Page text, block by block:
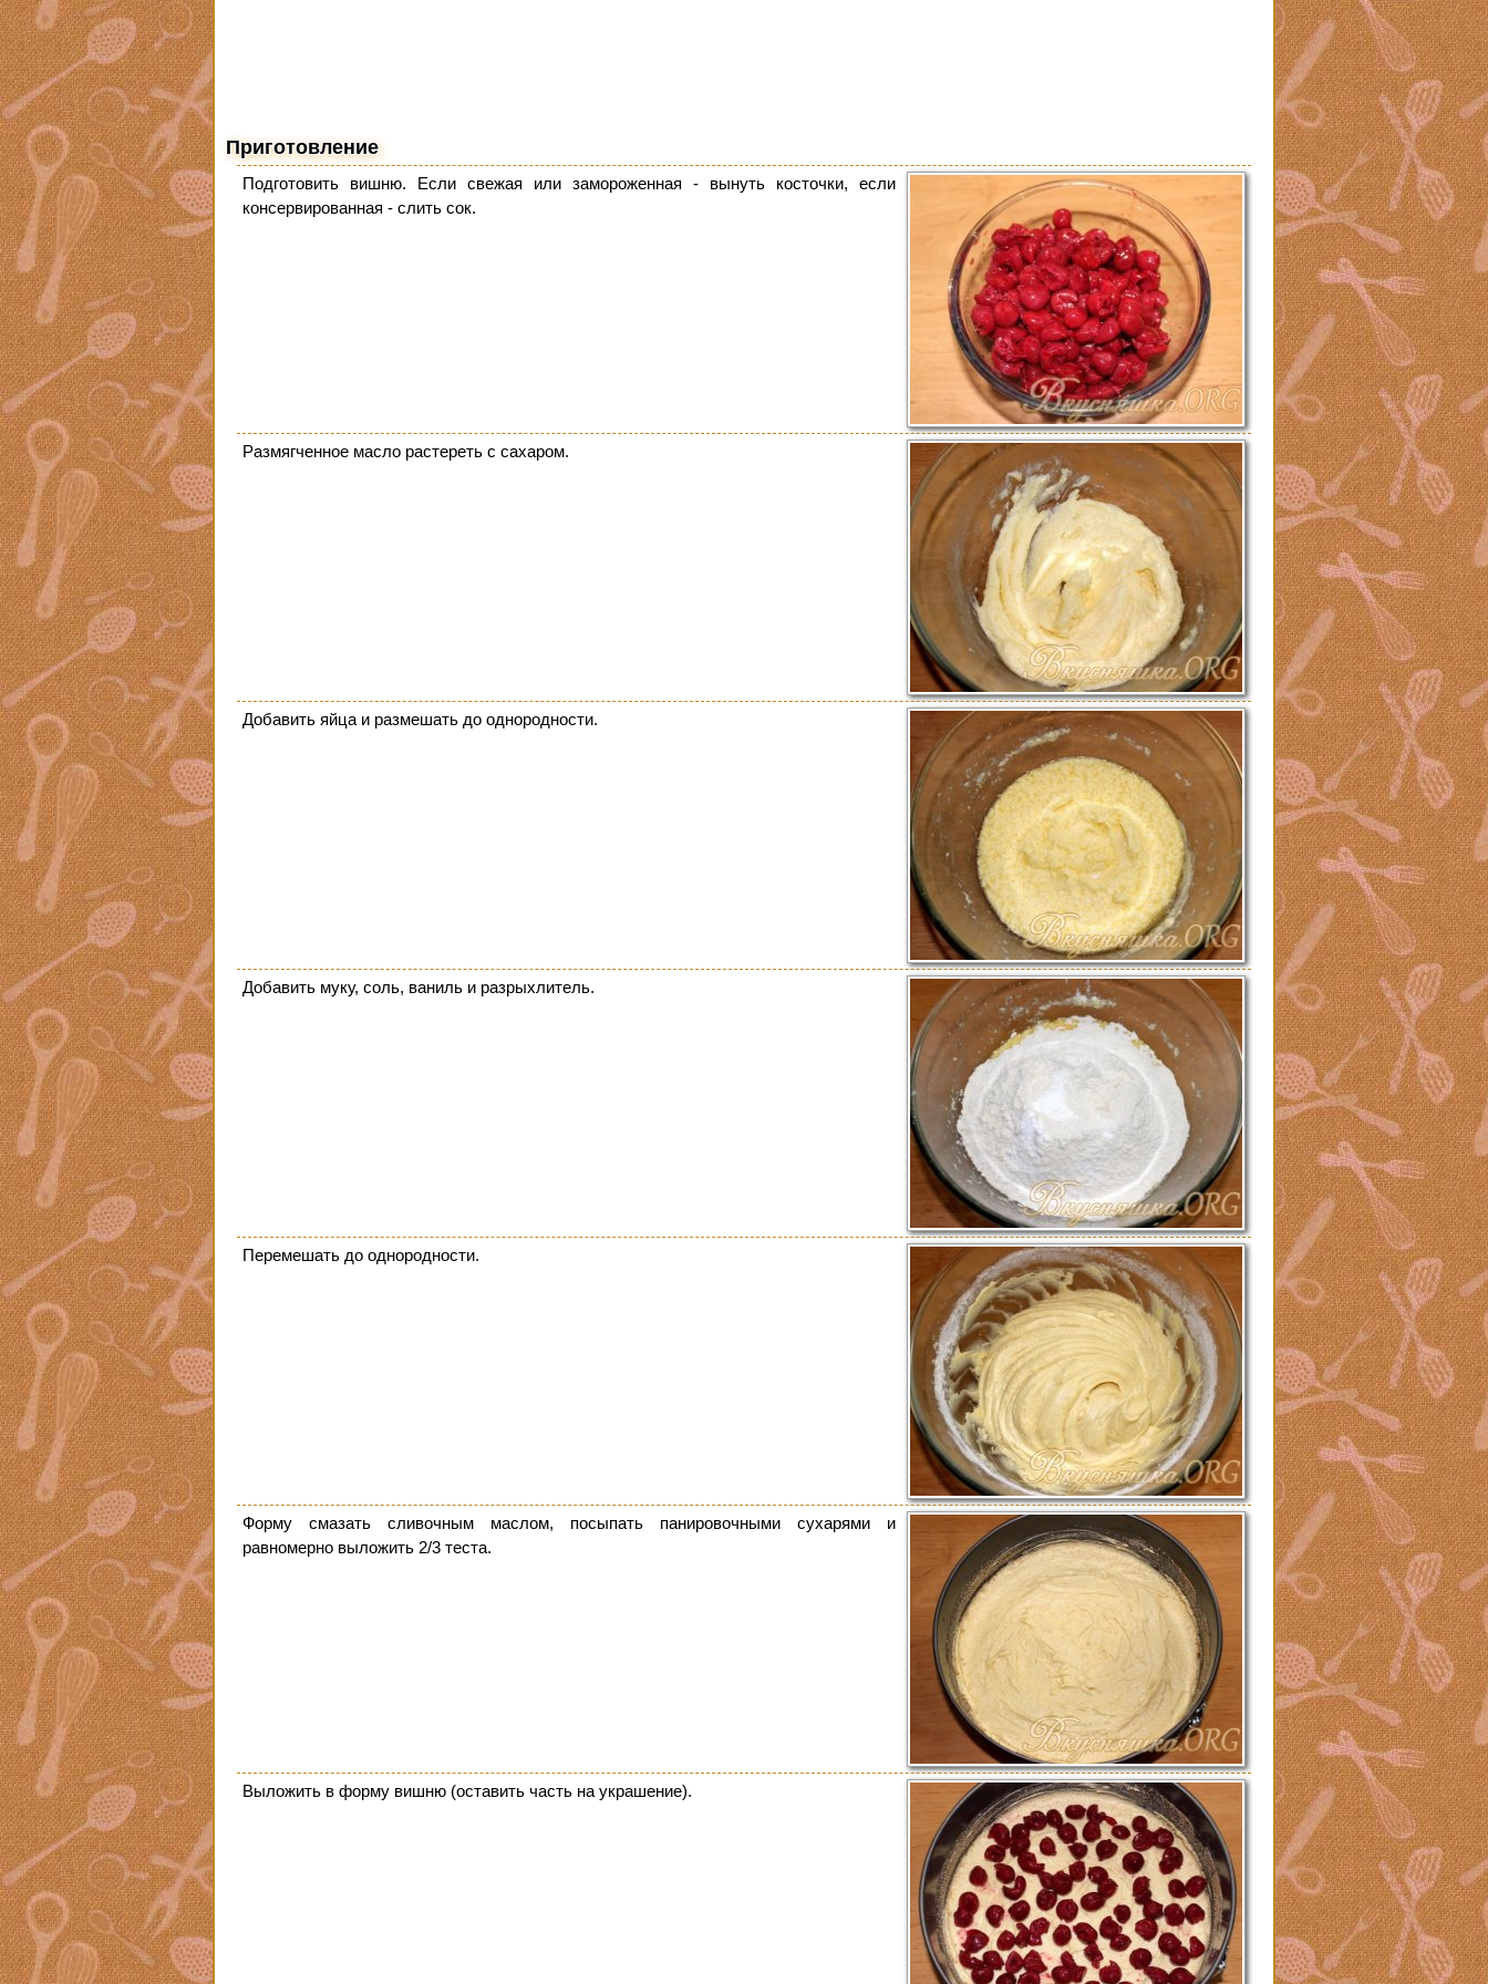
Приготовление
Подготовить вишню. Если свежая или замороженная - вынуть косточки, если
консервированная - слить сок.
Размягченное масло растереть с сахаром.
Добавить яйца и размешать до однородности.
Добавить муку, соль, ваниль и разрыхлитель.
Перемешать до однородности.
Форму смазать сливочным маслом, посыпать панировочными сухарями и
равномерно выложить 2/3 теста.
Выложить в форму вишню (оставить часть на украшение).